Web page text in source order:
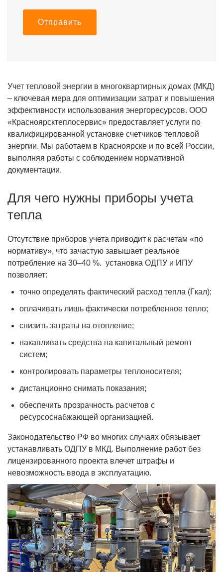
Отправить
Учет тепловой энергии в многоквартирных домах (МКД)
– ключевая мера для оптимизации затрат и повышения
эффективности использования энергоресурсов. ООО
«Красноярсктеплосервис» предоставляет услуги по
квалифицированной установке счетчиков тепловой
энергии. Мы работаем в Красноярске и по всей России,
выполняя работы с соблюдением нормативной
документации.
Для чего нужны приборы учета
тепла
Отсутствие приборов учета приводит к расчетам «по
нормативу», что зачастую завышает реальное
потребление на 30–40 %. установка ОДПУ и ИПУ
позволяет:
точно определять фактический расход тепла (Гкал);
оплачивать лишь фактически потребленное тепло;
снизить затраты на отопление;
накапливать средства на капитальный ремонт
систем;
контролировать параметры теплоносителя;
дистанционно снимать показания;
обеспечить прозрачность расчетов с
ресурсоснабжающей организацией.
Законодательство РФ во многих случаях обязывает
устанавливать ОДПУ в МКД. Выполнение работ без
лицензированного проекта влечет штрафы и
невозможность ввода в эксплуатацию.